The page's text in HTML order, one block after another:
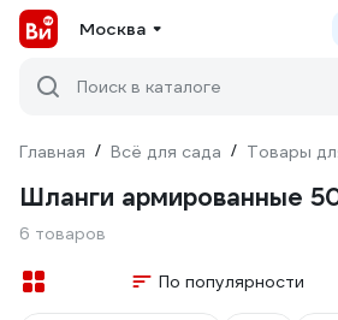
Москва
Поиск в каталоге
Главная / Всё для сада / Товары
Шланги армированные
6 товаров
По популярности